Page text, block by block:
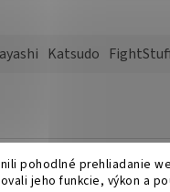
pohodlné prehliadanie
jeho funkcie, výkon a
Katsudo